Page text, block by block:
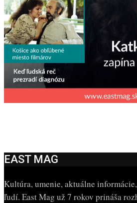
EAST MAG
Kultúra, umenie, aktuálne
ľudí. East Mag už 7 rokov prináša